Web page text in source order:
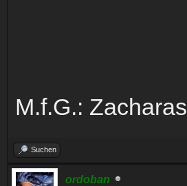
M.f.G.: Zacharas
Suchen
ordoban